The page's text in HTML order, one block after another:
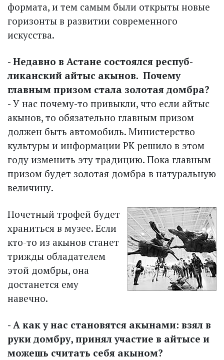
формата, и тем самым были открыты новые
горизонты в развитии современного
искусства.
- Недавно в Астане состоялся респуб­
ликанский айтыс акынов. Почему
главным призом стала золотая домбра?
- У нас почему-то привыкли, что если айтыс
акынов, то обязательно главным призом
должен быть автомобиль. Министерство
культуры и информации РК решило в этом
году изменить эту традицию. Пока главным
призом будет золотая домбра в натуральную
величину.
Почетный трофей будет
храниться в музее. Если
кто-то из акынов станет
трижды обладателем
этой домбры, она
достанется ему
навечно.
- А как у нас становятся акынами: взял в
руки домбру, принял участие в айтысе и
можешь считать себя акыном?